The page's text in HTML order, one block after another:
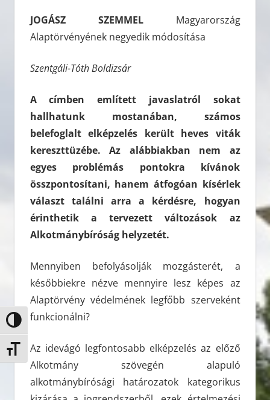
Nagy kontraszt váltása
Betűméret váltása
JOGÁSZ SZEMMEL Magyarország
Alaptörvényének negyedik módosítása
Szentgáli-Tóth Boldizsár
A címben említett javaslatról sokat
hallhatunk mostanában, számos
belefoglalt elképzelés került heves viták
kereszttüzébe. Az alábbiakban nem az
egyes problémás pontokra kívánok
összpontosítani, hanem átfogóan kísérlek
választ találni arra a kérdésre, hogyan
érinthetik a tervezett változások az
Alkotmánybíróság helyzetét.
Mennyiben befolyásolják mozgásterét, a
későbbiekre nézve mennyire lesz képes az
Alaptörvény védelmének legfőbb szerveként
funkcionálni?
Az idevágó legfontosabb elképzelés az előző
Alkotmány szövegén alapuló
alkotmánybírósági határozatok kategorikus